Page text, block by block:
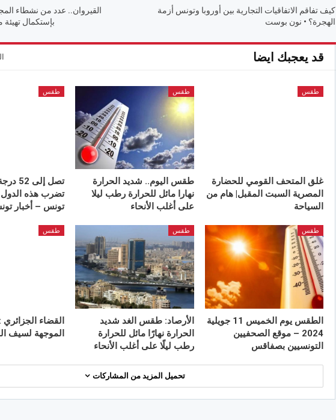
كيف تفاقم الاتفاقيات التجارية بين أوروبا وتونس أزمة
الهجرة؟ • نون بوست
القيروان.. عدد من نشطاء
بإستكمال
قد يعجبك ايضا
طقس
غلق المتحف القومي للحضارة
المصرية السبت المقبل| هام من
السياحة
طقس
طقس اليوم.. شديد الحرارة
نهارا مائل للحرارة رطب ليلا
على أغلب الأنحاء
طقس
تصل
تضرب هذه الدول
تونس – أخبار
طقس
الطقس يوم الخميس 11 جويلية
2024 – موقع الصحفيين
التونسيين بصفاقس
طقس
الأرصاد: طقس الغد شديد
الحرارة نهارًا مائل للحرارة
رطب ليلًا على أغلب الأنحاء
طقس
القضاء
الموجهة لسيف
تحميل المزيد من المشاركات